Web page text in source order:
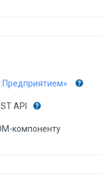
API
компоненту